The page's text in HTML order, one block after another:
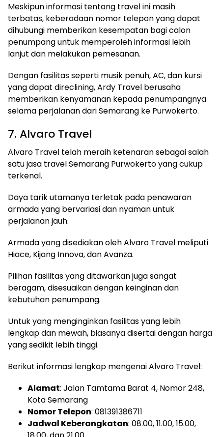
Meskipun informasi tentang travel ini masih
terbatas, keberadaan nomor telepon yang dapat
dihubungi memberikan kesempatan bagi calon
penumpang untuk memperoleh informasi lebih
lanjut dan melakukan pemesanan.
Dengan fasilitas seperti musik penuh, AC, dan kursi
yang dapat direclining, Ardy Travel berusaha
memberikan kenyamanan kepada penumpangnya
selama perjalanan dari Semarang ke Purwokerto.
7. Alvaro Travel
Alvaro Travel telah meraih ketenaran sebagai salah
satu jasa travel Semarang Purwokerto yang cukup
terkenal.
Daya tarik utamanya terletak pada penawaran
armada yang bervariasi dan nyaman untuk
perjalanan jauh.
Armada yang disediakan oleh Alvaro Travel meliputi
Hiace, Kijang Innova, dan Avanza.
Pilihan fasilitas yang ditawarkan juga sangat
beragam, disesuaikan dengan keinginan dan
kebutuhan penumpang.
Untuk yang menginginkan fasilitas yang lebih
lengkap dan mewah, biasanya disertai dengan harga
yang sedikit lebih tinggi.
Berikut informasi lengkap mengenai Alvaro Travel:
Alamat: Jalan Tamtama Barat 4, Nomor 248,
Kota Semarang
Nomor Telepon: 081391386711
Jadwal Keberangkatan: 08.00, 11.00, 15.00,